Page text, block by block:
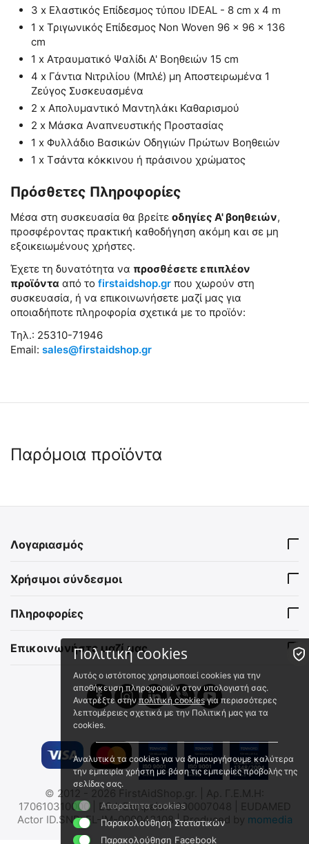
3 x Ελαστικός Επίδεσμος τύπου IDEAL - 8 cm x 4 m
1 x Τριγωνικός Επίδεσμος Non Woven 96 x 96 x 136
cm
1 x Ατραυματικό Ψαλίδι Α' Βοηθειών 15 cm
4 x Γάντια Νιτριλίου (Μπλέ) μη Αποστειρωμένα 1
Ζεύγος Συσκευασμένα
2 x Απολυμαντικό Μαντηλάκι Καθαρισμού
2 x Μάσκα Αναπνευστικής Προστασίας
1 x Φυλλάδιο Βασικών Οδηγιών Πρώτων Βοηθειών
1 x Tσάντα κόκκινου ή πράσινου χρώματος
Πρόσθετες Πληροφορίες
Μέσα στη συσκευασία θα βρείτε οδηγίες Α' βοηθειών,
προσφέροντας πρακτική καθοδήγηση ακόμη και σε μη
εξοικειωμένους χρήστες.
Έχετε τη δυνατότητα να προσθέσετε επιπλέον
προϊόντα από το firstaidshop.gr που χωρούν στη
συσκευασία, ή να επικοινωνήσετε μαζί μας για
οποιαδήποτε πληροφορία σχετικά με το προϊόν:
Τηλ.: 25310-71946
Email: sales@firstaidshop.gr
Παρόμοια προϊόντα
Έτοιμο Κιτ Πρώτων
Βοηθειών Αυτοκινήτου –
Άμεσα διαθέσιμο
εργάσιμες
(χωρίς ΦΠΑ)
Συλλογή Ειδών Α' Βοηθειών
εργάσιμες
49.90
🖍
Συλλογή Ειδών Α' Βοηθειών
Δικύκλου
FAS/MOTO/GREEN
Σετ Πρώτων Βοηθειών
Αυτοκινήτου DIN
13164:2022 με Γιλέκο
υψηλής ορατότητας και
26330
Λογαριασμός
Χρήσιμοι σύνδεσμοι
Πληροφορίες
Επικοινωνήστε μαζί μας
© 2012 - 2026 FirstAidShop.gr. | Αρ. Γ.Ε.Μ.Η:
170610310000 | ΕΟΦ Εταιρεία: 1000007048 | EUDAMED
Actor ID.SNR: EL-IM-000043108 | Produced by momedia
Πολιτική cookies
Αυτός ο ιστότοπος χρησιμοποιεί cookies για την
αποθήκευση πληροφοριών στον υπολογιστή σας.
Ανατρέξτε στηνπολιτική cookiesγια περισσότερες
λεπτομέρειες σχετικά με την Πολιτική μας για τα
cookies.
Αναλυτικά τα cookies για να δημιουργήσουμε καλύτερα
την εμπειρία χρήστη με βάση τις εμπειρίες προβολής της
σελίδας σας.
Απαραίτητα cookies
Παρακολούθηση Στατιστικών
Παρακολούθηση Facebook